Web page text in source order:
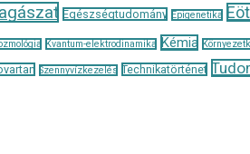
Egészségtudomány Epigenetika
Kvantum-elektrodinamika Kémia
Szennyvízkezelés Technikatörténet